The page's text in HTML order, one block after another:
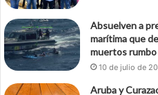
Absuelven a
marítima que
muertos rumbo
10 de julio de
Aruba y